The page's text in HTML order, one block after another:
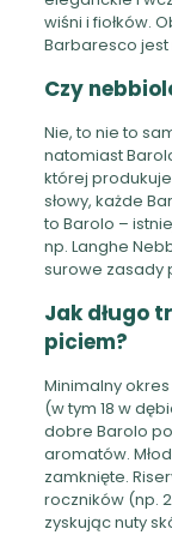
wiśni i fiołków.
Barbaresco
Czy
Nie, to nie to
natomiast
której
słowy, każde
to Barolo –
np. Langhe
surowe zasady
Jak długo
piciem?
Minimalny
(w tym 18 w
dobre Barolo
aromatów.
zamknięte.
roczników (np.
zyskując nuty